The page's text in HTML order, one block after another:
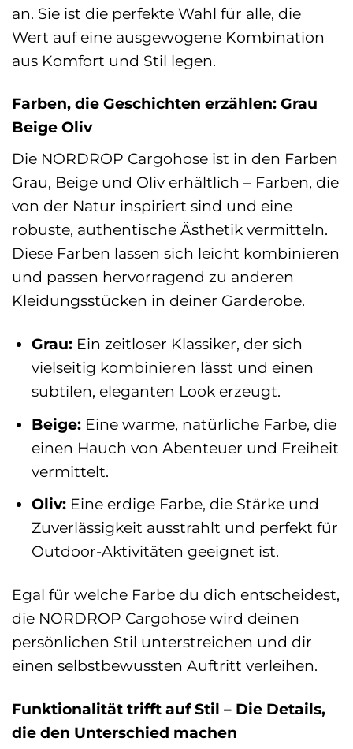
an. Sie ist die perfekte Wahl für alle, die
Wert auf eine ausgewogene Kombination
aus Komfort und Stil legen.
Farben, die Geschichten erzählen: Grau
Beige Oliv
Die NORDROP Cargohose ist in den Farben
Grau, Beige und Oliv erhältlich – Farben, die
von der Natur inspiriert sind und eine
robuste, authentische Ästhetik vermitteln.
Diese Farben lassen sich leicht kombinieren
und passen hervorragend zu anderen
Kleidungsstücken in deiner Garderobe.
Grau:Ein zeitloser Klassiker, der sich
vielseitig kombinieren lässt und einen
subtilen, eleganten Look erzeugt.
Beige:Eine warme, natürliche Farbe, die
einen Hauch von Abenteuer und Freiheit
vermittelt.
Oliv:Eine erdige Farbe, die Stärke und
Zuverlässigkeit ausstrahlt und perfekt für
Outdoor-Aktivitäten geeignet ist.
Egal für welche Farbe du dich entscheidest,
die NORDROP Cargohose wird deinen
persönlichen Stil unterstreichen und dir
einen selbstbewussten Auftritt verleihen.
Funktionalität trifft auf Stil – Die Details,
die den Unterschied machen